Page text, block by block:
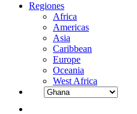
Regiones
Africa
Americas
Asia
Caribbean
Europe
Oceania
West Africa